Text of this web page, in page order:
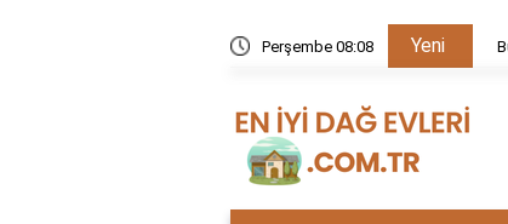
Perşembe 08:08 Yeni